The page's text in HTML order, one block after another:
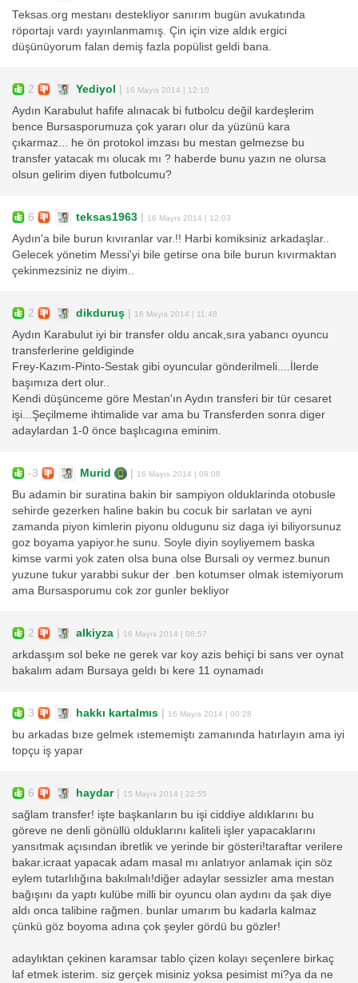
Teksas.org mestanı destekliyor sanırım bugün avukatında
röportajı vardı yayınlanmamış. Çin için vize aldık ergici
düşünüyorum falan demiş fazla popülist geldi bana.
2 Yediyol | 16 Mayıs 2014 | 12:10
Aydın Karabulut hafife alınacak bi futbolcu değil kardeşlerim
bence Bursasporumuza çok yararı olur da yüzünü kara
çıkarmaz... he ön protokol imzası bu mestan gelmezse bu
transfer yatacak mı olucak mı ? haberde bunu yazın ne olursa
olsun gelirim diyen futbolcumu?
6 teksas1963 | 16 Mayıs 2014 | 12:03
Aydın'a bile burun kıvıranlar var.!! Harbi komiksiniz arkadaşlar..
Gelecek yönetim Messi'yi bile getirse ona bile burun kıvırmaktan
çekinmezsiniz ne diyim..
2 dikduruş | 16 Mayıs 2014 | 11:48
Aydın Karabulut iyi bir transfer oldu ancak,sıra yabancı oyuncu
transferlerine geldiginde
Frey-Kazım-Pinto-Sestak gibi oyuncular gönderilmeli....İlerde
başımıza dert olur..
Kendi düşünceme göre Mestan'ın Aydın transferi bir tür cesaret
işi...Şeçilmeme ihtimalide var ama bu Transferden sonra diger
adaylardan 1-0 önce başlıcagına eminim.
-3 Murid | 16 Mayıs 2014 | 08:08
Bu adamin bir suratina bakin bir sampiyon olduklarinda otobusle
sehirde gezerken haline bakin bu cocuk bir sarlatan ve ayni
zamanda piyon kimlerin piyonu oldugunu siz daga iyi biliyorsunuz
goz boyama yapiyor.he sunu. Soyle diyin soyliyemem baska
kimse varmi yok zaten olsa buna olse Bursali oy vermez.bunun
yuzune tukur yarabbi sukur der .ben kotumser olmak istemiyorum
ama Bursasporumu cok zor gunler bekliyor
2 alkiyza | 16 Mayıs 2014 | 06:57
arkdasşım sol beke ne gerek var koy azis behiçi bi sans ver oynat
bakalım adam Bursaya geldı bı kere 11 oynamadı
3 hakkı kartalmıs | 16 Mayıs 2014 | 00:28
bu arkadas bıze gelmek ıstememiştı zamanında hatırlayın ama iyi
topçu iş yapar
6 haydar| 15 Mayıs 2014 | 22:55
sağlam transfer! işte başkanların bu işi ciddiye aldıklarını bu
göreve ne denli gönüllü olduklarını kaliteli işler yapacaklarını
yansıtmak açısından ibretlik ve yerinde bir gösteri!taraftar verilere
bakar.icraat yapacak adam masal mı anlatıyor anlamak için söz
eylem tutarlılığına bakılmalı!diğer adaylar sessizler ama mestan
bağışını da yaptı kulübe milli bir oyuncu olan aydını da şak diye
aldı onca talibine rağmen. bunlar umarım bu kadarla kalmaz
çünkü göz boyoma adına çok şeyler gördü bu gözler!
adaylıktan çekinen karamsar tablo çizen kolayı seçenlere birkaç
laf etmek isterim. siz gerçek misiniz yoksa pesimist mi?ya da ne